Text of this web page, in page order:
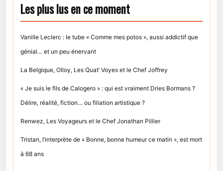
Les plus lus en ce moment
Vanille Leclerc : le tube « Comme mes potos », aussi addictif que
génial… et un peu énervant
La Belgique, Olloy, Les Quat’ Voyes et le Chef Joffrey
« Je suis le fils de Calogero » : qui est vraiment Dries Bormans ?
Délire, réalité, fiction… ou filiation artistique ?
Renwez, Les Voyageurs et le Chef Jonathan Pillier
Tristan, l’interprète de « Bonne, bonne humeur ce matin », est mort
à 68 ans